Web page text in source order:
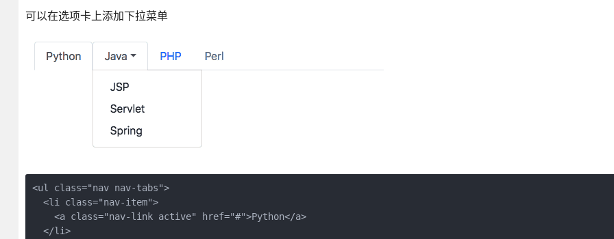
可以在选项卡上添加下拉菜单
<ul class="nav nav-tabs">
  <li class="nav-item">
    <a class="nav-link active" href="#">Python</a>
  </li>